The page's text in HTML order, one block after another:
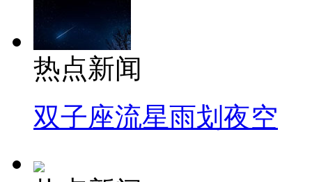
热点新闻
双子座流星雨划夜空